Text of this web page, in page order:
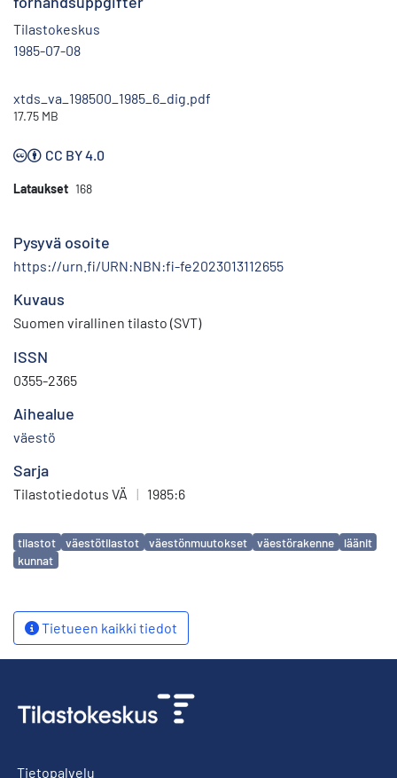
Tilastokeskus
1985-07-08
xtds_va_198500_1985_6_dig.pdf
17.75 MB
CC BY 4.0
Lataukset 168
Pysyvä osoite
https://urn.fi/URN:NBN:fi-fe2023013112655
Kuvaus
Suomen virallinen tilasto (SVT)
ISSN
0355-2365
Aihealue
väestö
Sarja
Tilastotiedotus VÄ | 1985:6
Avainsanat
tilastot väestötilastot väestönmuutokset väestörakenne
läänit
kunnat
Tietueen kaikki tiedot
Tietopalvelu